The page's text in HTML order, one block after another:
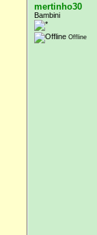
mertinho30
Bambini
Offline